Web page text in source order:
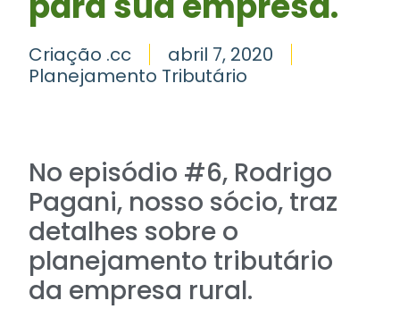
Criação .cc
abril 7, 2020
Planejamento Tributário
No episódio #6, Rodrigo
Pagani, nosso sócio, traz
detalhes sobre o
planejamento tributário
da empresa rural.